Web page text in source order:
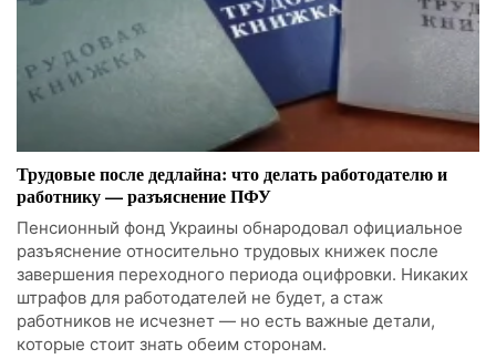
Трудовые после дедлайна: что делать работодателю и
работнику — разъяснение ПФУ
Пенсионный фонд Украины обнародовал официальное
разъяснение относительно трудовых книжек после
завершения переходного периода оцифровки. Никаких
штрафов для работодателей не будет, а стаж
работников не исчезнет — но есть важные детали,
которые стоит знать обеим сторонам.